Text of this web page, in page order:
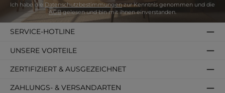
Ich habe die Datenschutzbestimmungenzur Kenntnis genommen und die
AGBgelesen und bin mit ihnen einverstanden.
SERVICE-HOTLINE
ZAHLUNGS- & VERSANDARTEN
ZERTIFIZIERT & AUSGEZEICHNET
UNSERE VORTEILE